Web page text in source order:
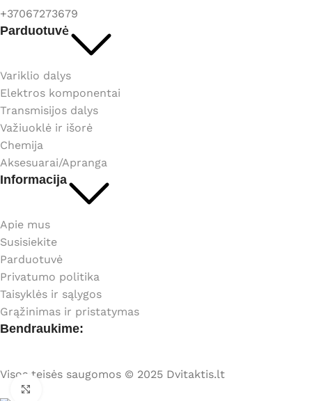
+37067273679
Parduotuvė
Variklio dalys
Elektros komponentai
Transmisijos dalys
Važiuoklė ir išorė
Chemija
Aksesuarai/Apranga
Informacija
Apie mus
Susisiekite
Parduotuvė
Privatumo politika
Taisyklės ir sąlygos
Grąžinimas ir pristatymas
Bendraukime:
Visos teisės saugomos © 2025 Dvitaktis.lt